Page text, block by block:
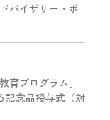
バイザリー・ボ
育プログラム」
記念品授与式（対